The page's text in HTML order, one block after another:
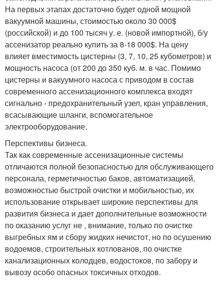
На первых этапах достаточно будет одной мощной
вакуумной машины, стоимостью около 30 000$
(российской) и до 100 тысяч у. е. (новой импортной), б/у
ассенизатор реально купить за 8-18 000$. На цену
влияет вместимость цистерны (3, 7, 10, 25 кубометров) и
мощность насоса (от 200 до 350 куб. м. в час. Помимо
цистерны и вакуумного насоса с приводом в состав
современного ассенизационного комплекса входят
сигнально - предохранительный узел, кран управления,
всасывающие шланги, вспомогательное
электрооборудование.
Перспективы бизнеса.
Так как современные ассенизационные системы
отличаются полной безопасностью для обслуживающего
персонала, герметичностью баков, автоматизацией,
возможностью быстрой очистки и мобильностью, их
использование открывает широкие перспективы для
развития бизнеса и дает дополнительные возможности
по оказанию услуг не , внимание, только по очистке
выгребных ям и сбору жидких нечистот, но по осушению
водоемов, строительных котлованов, по очистке
канализационных колодцев, водостоков, по забору и
вывозу особо опасных токсичных отходов.